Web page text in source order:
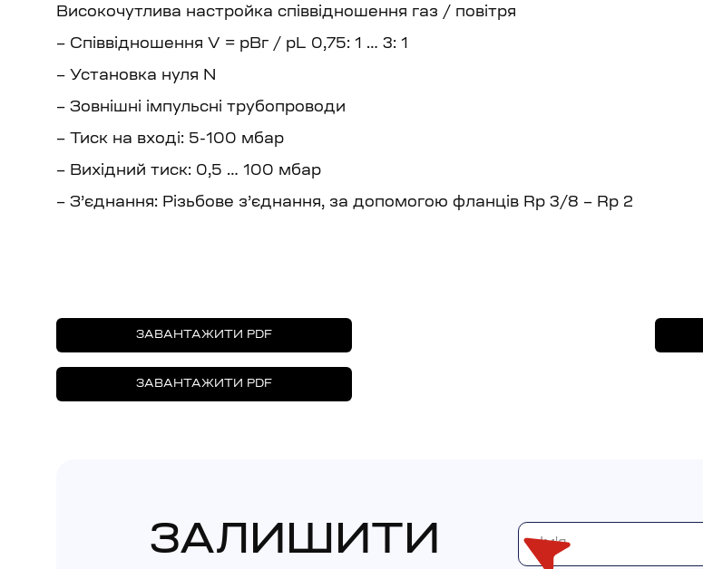
Високочутлива настройка співвідношення газ / повітря
– Співвідношення V = pBг / pL 0,75: 1 … 3: 1
– Установка нуля N
– Зовнішні імпульсні трубопроводи
– Тиск на вході: 5-100 мбар
– Вихідний тиск: 0,5 … 100 мбар
– З’єднання: Різьбове з’єднання, за допомогою фланців Rp 3/8 – Rp 2
ЗАВАНТАЖИТИ PDF
ЗАВАНТАЖИТИ PDF
ЗАЛИШИТИ